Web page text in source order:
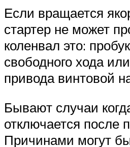
Если вращается
стартер не может
коленвал это:
свободного хода
привода винтовой
Бывают случаи
отключается после
Причинами могут